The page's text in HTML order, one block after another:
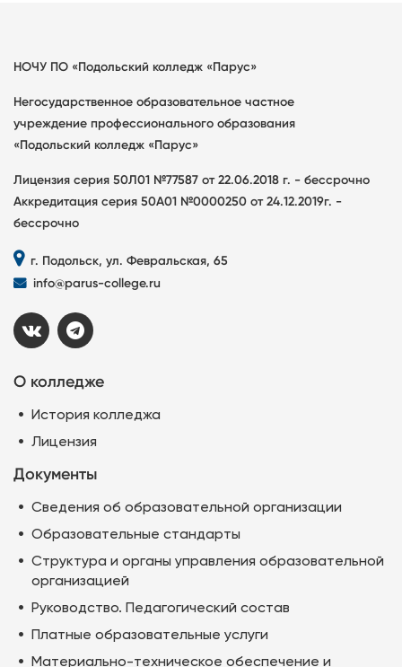
НОЧУ ПО «Подольский колледж «Парус»
Негосударственное образовательное частное
учреждение профессионального образования
«Подольский колледж «Парус»
Лицензия серия 50Л01 №77587 от 22.06.2018 г. - бессрочно
Аккредитация серия 50А01 №0000250 от 24.12.2019г. -
бессрочно
г. Подольск, ул. Февральская, 65
info@parus-college.ru
О колледже
История колледжа
Лицензия
Документы
Сведения об образовательной организации
Образовательные стандарты
Структура и органы управления образовательной
организацией
Руководство. Педагогический состав
Платные образовательные услуги
Материально-техническое обеспечение и